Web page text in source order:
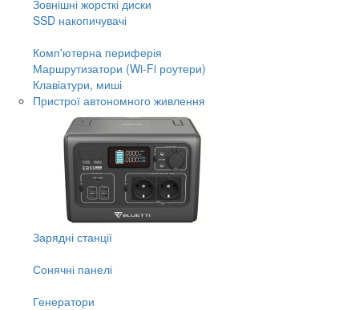
Зовнішні жорсткі диски
SSD накопичувачі
Комп'ютерна периферія
Маршрутизатори (Wi-Fi роутери)
Клавіатури, миші
Пристрої автономного живлення
Зарядні станції
Сонячні панелі
Генератори